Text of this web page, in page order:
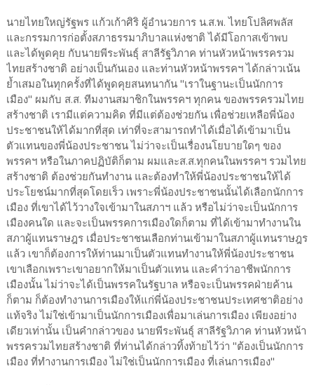
นายไทยใหญ่รัฐพร แก้วเก้าศิริ ผู้อำนวยการ น.ส.พ. ไทยโปลิศพลัส
และกรรมการก่อตั้งสภาธรรมาภิบาลแห่งชาติ ได้มีโอกาสเข้าพบ
และได้พูดคุย กับนายพีระพันธุ์ สาลีรัฐวิภาค ท่านหัวหน้าพรรครวม
ไทยสร้างชาติ อย่างเป็นกันเอง และท่านหัวหน้าพรรคฯ ได้กล่าวเน้น
ย้ำเสมอในทุกครั้งที่ได้พูดคุยสนทนากัน "เราในฐานะเป็นนักการ
เมือง" ผมกับ ส.ส. ทีมงานสมาชิกในพรรคฯ ทุกคน ของพรรครวมไทย
สร้างชาติ เรามีแต่ความคิด ที่มีแต่ต้องช่วยกัน เพื่อช่วยเหลือพี่น้อง
ประชาชนให้ได้มากที่สุด เท่าที่จะสามารถทำได้เมื่อได้เข้ามาเป็น
ตัวแทนของพี่น้องประชาชน ไม่ว่าจะเป็นเรื่องนโยบายใดๆ ของ
พรรคฯ หรือในภาคปฏิบัติก็ตาม ผมและส.ส.ทุกคนในพรรคฯ รวมไทย
สร้างชาติ ต้องช่วยกันทำงาน และต้องทำให้พี่น้องประชาชนให้ได้
ประโยชน์มากที่สุดโดยเร็ว เพราะพี่น้องประชาชนนั้นได้เลือกนักการ
เมือง ที่เขาได้ไว้วางใจเข้ามาในสภาฯ แล้ว หรือไม่ว่าจะเป็นนักการ
เมืองคนใด และจะเป็นพรรคการเมืองใดก็ตาม ที่ได้เข้ามาทำงานใน
สภาผู้แทนราษฎร เมื่อประชาชนเลือกท่านเข้ามาในสภาผู้แทนราษฎร
แล้ว เขาก็ต้องการให้ท่านมาเป็นตัวแทนทำงานให้พี่น้องประชาชน
เขาเลือกเพราะเขาอยากให้มาเป็นตัวแทน และคำว่าอาชีพนักการ
เมืองนั้น ไม่ว่าจะได้เป็นพรรคในรัฐบาล หรือจะเป็นพรรคฝ่ายค้าน
ก็ตาม ก็ต้องทำงานการเมืองให้แก่พี่น้องประชาชนประเทศชาติอย่าง
แท้จริง ไม่ใช่เข้ามาเป็นนักการเมืองเพื่อมาเล่นการเมือง เพียงอย่าง
เดียวเท่านั้น เป็นคำกล่าวของ นายพีระพันธุ์ สาลีรัฐวิภาค ท่านหัวหน้า
พรรครวมไทยสร้างชาติ ที่ท่านได้กล่าวทิ้งท้ายไว้ว่า "ต้องเป็นนักการ
เมือง ที่ทำงานการเมือง ไม่ใช่เป็นนักการเมือง ที่เล่นการเมือง"